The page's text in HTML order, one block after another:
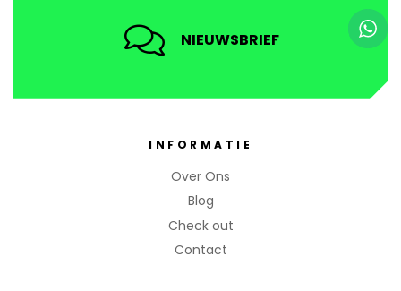
NIEUWSBRIEF
INFORMATIE
Over Ons
Blog
Check out
Contact